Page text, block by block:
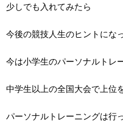
少しでも入れてみたら
今後の競技人生のヒントにな
今は小学生のパーソナルトレ
中学生以上の全国大会で上位
パーソナルトレーニングは行